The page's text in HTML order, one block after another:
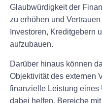
Glaubwürdigkeit der
zu erhöhen und
Investoren, Kreditgebern
aufzubauen.
Darüber hinaus können
Objektivität des externen
finanzielle Leistung eines
dabei helfen, Bereiche